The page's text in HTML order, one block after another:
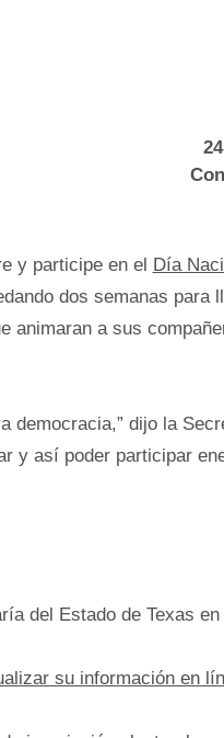
y participe en el
Día
dos semanas para
a sus
dijo la
y así poder participar
del Estado de Texas en
su información en